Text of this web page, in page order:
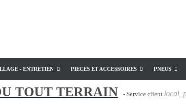
- ENTRETIEN PIECES ET ACCESSOIRES PNEUS
TOUT TERRAIN - Service client